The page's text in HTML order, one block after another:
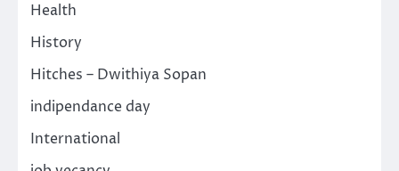
Health
History
Hitches – Dwithiya Sopan
indipendance day
International